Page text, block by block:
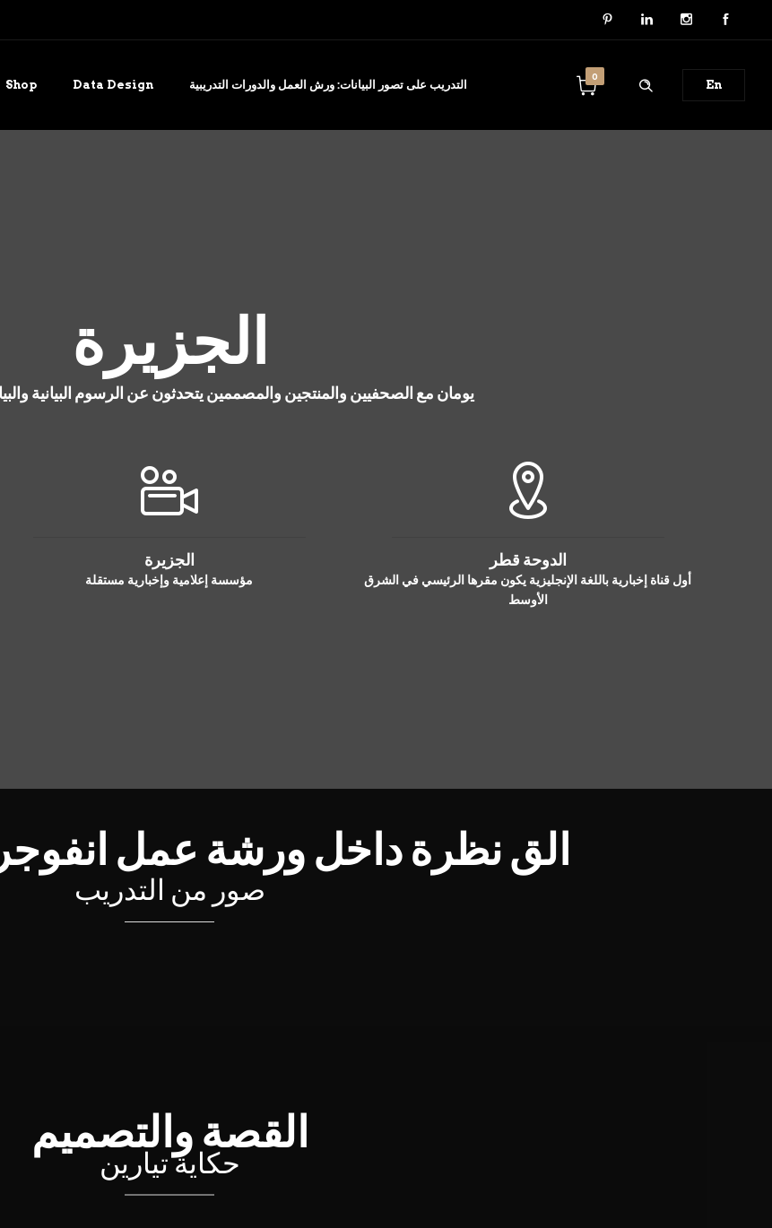
En
0
التدريب على تصور البيانات: ورش العمل والدورات التدريبية Data Design
Shop
الجزيرة
يومان مع الصحفيين والمنتجين والمصممين يتحدثون عن الرسوم البيانية
الجزيرة
مؤسسة إعلامية وإخبارية مستقلة
الدوحة قطر
أول قناة إخبارية باللغة الإنجليزية يكون مقرها الرئيسي في الشرق
الأوسط
الق نظرة داخل ورشة عمل
صور من التدريب
القصة والتصميم
حكاية تيارين